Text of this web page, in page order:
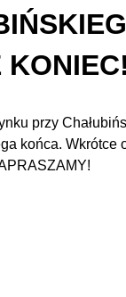
przy
końca. Wkrótce